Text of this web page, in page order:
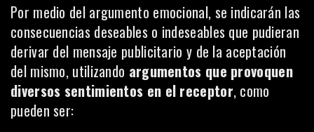
Por medio del argumento emocional, se indicarán las
consecuencias deseables o indeseables que pudieran
derivar del mensaje publicitario y de la aceptación
del mismo, utilizando argumentos que provoquen
diversos sentimientos en el receptor, como
pueden ser: